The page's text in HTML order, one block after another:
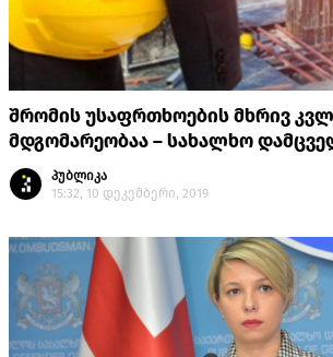
შრომის უსაფრთხოების მხრივ
მდგომარეობაა – სახალხო
პუბლიკა
15:32, 10 დეკემბერი, 2019